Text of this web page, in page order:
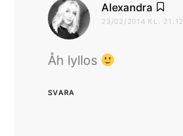
Alexandra
23/02/2014 KL. 21:12
Åh lyllos
SVARA